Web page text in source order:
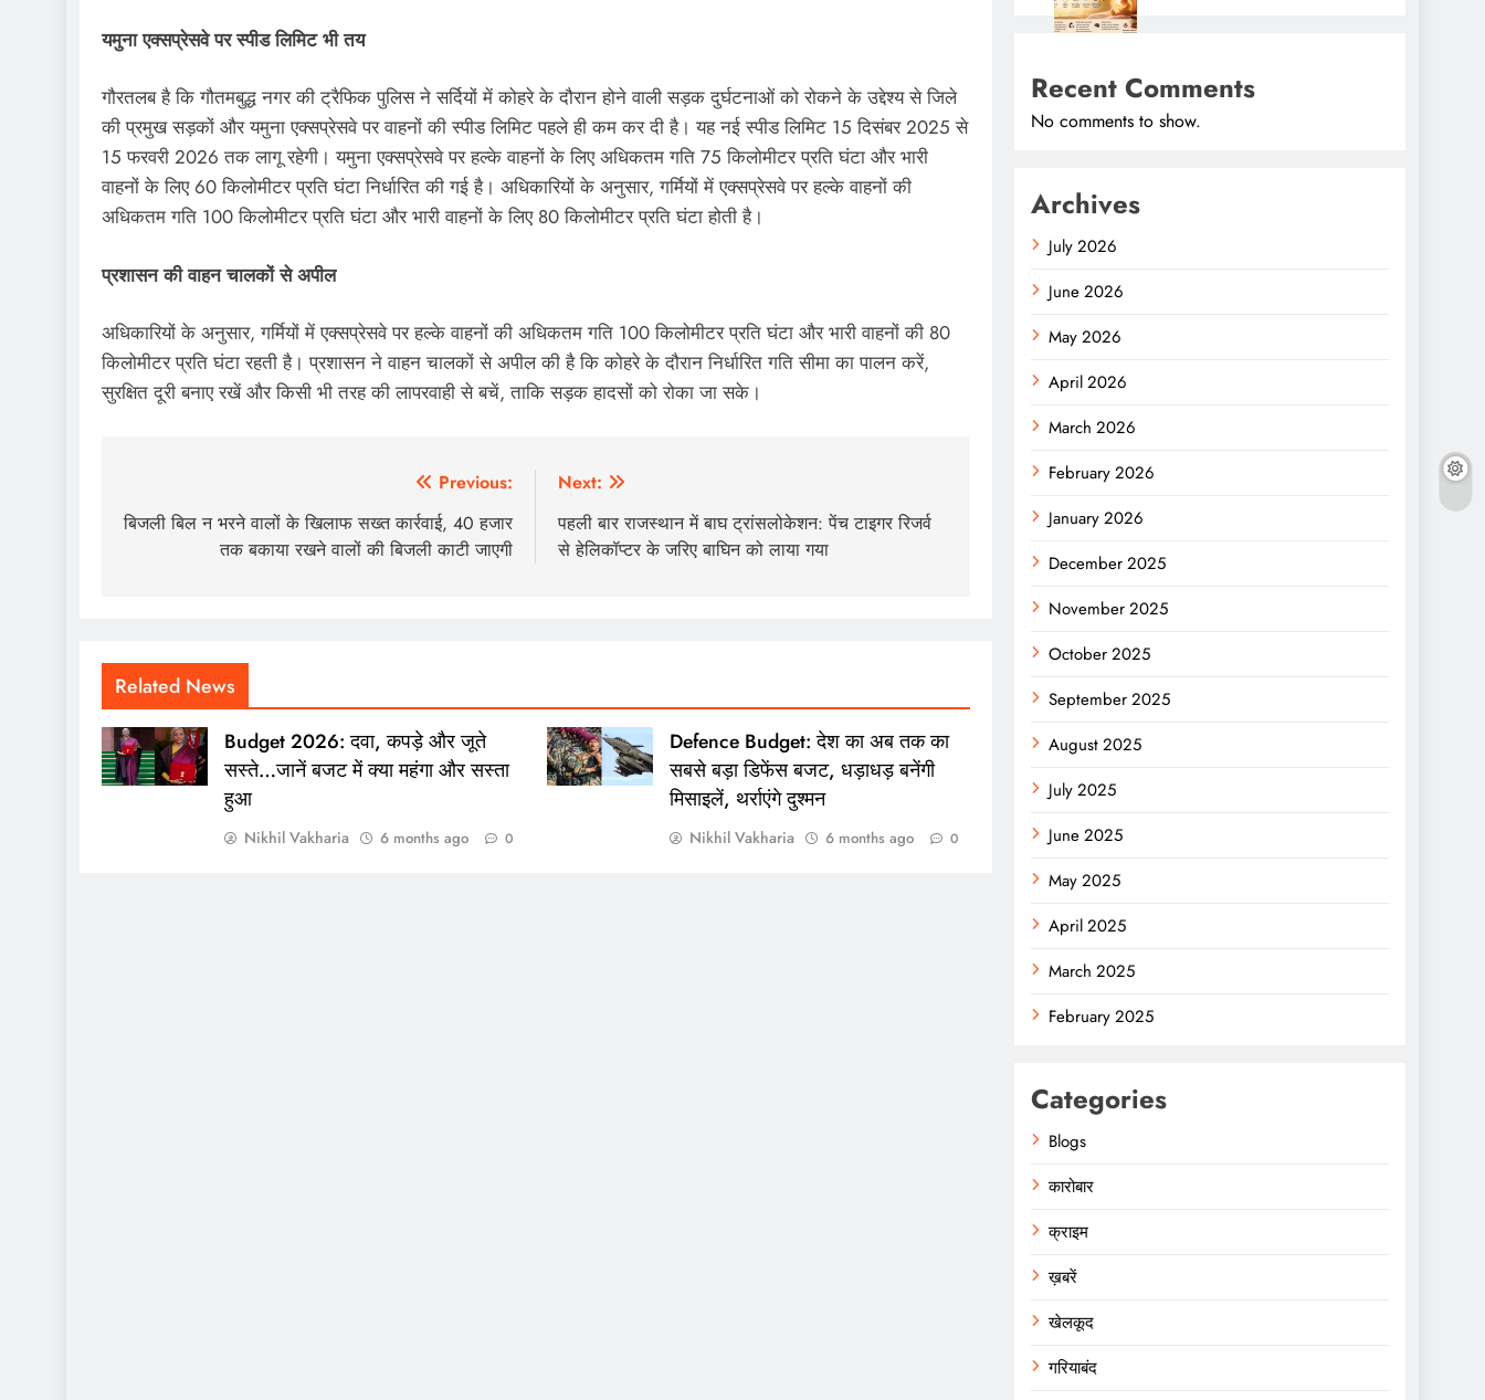
यमुना एक्सप्रेसवे पर स्पीड लिमिट भी तय
गौरतलब है कि गौतमबुद्ध नगर की ट्रैफिक पुलिस ने सर्दियों में कोहरे के दौरान होने वाली सड़क दुर्घटनाओं को रोकने के उद्देश्य से जिले
की प्रमुख सड़कों और यमुना एक्सप्रेसवे पर वाहनों की स्पीड लिमिट पहले ही कम कर दी है। यह नई स्पीड लिमिट 15 दिसंबर 2025 से
15 फरवरी 2026 तक लागू रहेगी। यमुना एक्सप्रेसवे पर हल्के वाहनों के लिए अधिकतम गति 75 किलोमीटर प्रति घंटा और भारी
वाहनों के लिए 60 किलोमीटर प्रति घंटा निर्धारित की गई है। अधिकारियों के अनुसार, गर्मियों में एक्सप्रेसवे पर हल्के वाहनों की
अधिकतम गति 100 किलोमीटर प्रति घंटा और भारी वाहनों के लिए 80 किलोमीटर प्रति घंटा होती है।
प्रशासन की वाहन चालकों से अपील
अधिकारियों के अनुसार, गर्मियों में एक्सप्रेसवे पर हल्के वाहनों की अधिकतम गति 100 किलोमीटर प्रति घंटा और भारी वाहनों की 80
किलोमीटर प्रति घंटा रहती है। प्रशासन ने वाहन चालकों से अपील की है कि कोहरे के दौरान निर्धारित गति सीमा का पालन करें,
सुरक्षित दूरी बनाए रखें और किसी भी तरह की लापरवाही से बचें, ताकि सड़क हादसों को रोका जा सके।
navigation
Previous:
बिजली बिल न भरने वालों के खिलाफ सख्त कार्रवाई, 40 हजार
तक बकाया रखने वालों की बिजली काटी जाएगी
Next:
पहली बार राजस्थान में बाघ ट्रांसलोकेशन: पेंच टाइगर रिजर्व
से हेलिकॉप्टर के जरिए बाघिन को लाया गया
Related News
Budget 2026: दवा, कपड़े और जूते
सस्ते…जानें बजट में क्या महंगा और सस्ता
हुआ
Nikhil Vakharia 6 months ago 0
Defence Budget: देश का अब तक का
सबसे बड़ा डिफेंस बजट, धड़ाधड़ बनेंगी
मिसाइलें, थर्राएंगे दुश्मन
Nikhil Vakharia 6 months ago 0
Recent Comments
No comments to show.
Archives
July 2026
June 2026
May 2026
April 2026
March 2026
February 2026
January 2026
December 2025
November 2025
October 2025
September 2025
August 2025
July 2025
June 2025
May 2025
April 2025
March 2025
February 2025
Categories
Blogs
कारोबार
क्राइम
ख़बरें
खेलकूद
गरियाबंद